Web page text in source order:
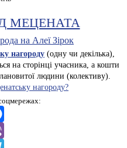
МЕЦЕНАТА
нагороду (одну чи декілька),
на сторінці учасника, а кошти
людини (колективу).
нагороду?